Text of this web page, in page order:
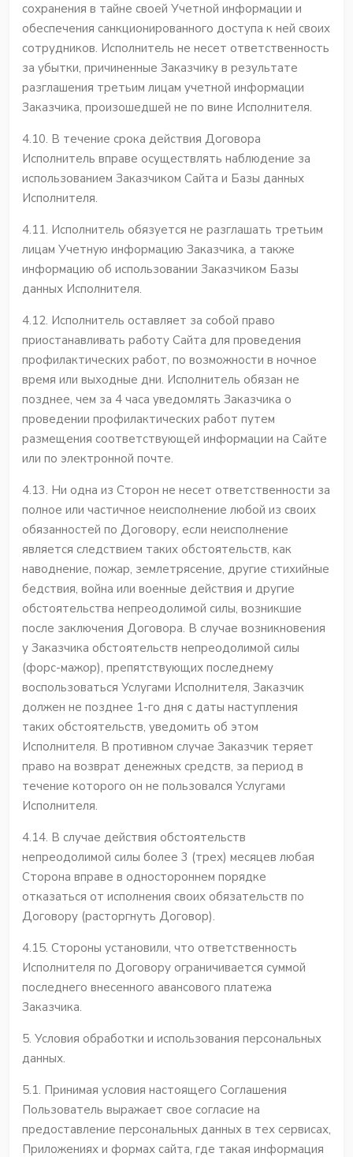
сохранения в тайне своей Учетной информации и
обеспечения санкционированного доступа к ней своих
сотрудников. Исполнитель не несет ответственность
за убытки, причиненные Заказчику в результате
разглашения третьим лицам учетной информации
Заказчика, произошедшей не по вине Исполнителя.
4.10. В течение срока действия Договора
Исполнитель вправе осуществлять наблюдение за
использованием Заказчиком Сайта и Базы данных
Исполнителя.
4.11. Исполнитель обязуется не разглашать третьим
лицам Учетную информацию Заказчика, а также
информацию об использовании Заказчиком Базы
данных Исполнителя.
4.12. Исполнитель оставляет за собой право
приостанавливать работу Сайта для проведения
профилактических работ, по возможности в ночное
время или выходные дни. Исполнитель обязан не
позднее, чем за 4 часа уведомлять Заказчика о
проведении профилактических работ путем
размещения соответствующей информации на Сайте
или по электронной почте.
4.13. Ни одна из Сторон не несет ответственности за
полное или частичное неисполнение любой из своих
обязанностей по Договору, если неисполнение
является следствием таких обстоятельств, как
наводнение, пожар, землетрясение, другие стихийные
бедствия, война или военные действия и другие
обстоятельства непреодолимой силы, возникшие
после заключения Договора. В случае возникновения
у Заказчика обстоятельств непреодолимой силы
(форс-мажор), препятствующих последнему
воспользоваться Услугами Исполнителя, Заказчик
должен не позднее 1-го дня с даты наступления
таких обстоятельств, уведомить об этом
Исполнителя. В противном случае Заказчик теряет
право на возврат денежных средств, за период в
течение которого он не пользовался Услугами
Исполнителя.
4.14. В случае действия обстоятельств
непреодолимой силы более 3 (трех) месяцев любая
Сторона вправе в одностороннем порядке
отказаться от исполнения своих обязательств по
Договору (расторгнуть Договор).
4.15. Стороны установили, что ответственность
Исполнителя по Договору ограничивается суммой
последнего внесенного авансового платежа
Заказчика.
5. Условия обработки и использования персональных
данных.
5.1. Принимая условия настоящего Соглашения
Пользователь выражает свое согласие на
предоставление персональных данных в тех сервисах,
Приложениях и формах сайта, где такая информация